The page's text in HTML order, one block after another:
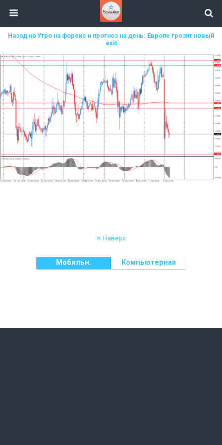
Назад на Утро на форекс и прогноз на день: Европе грозит новый
exit
Наверх
Мобильн. Компьютерная